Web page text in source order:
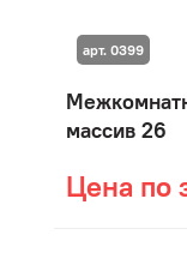
массив 26
Цена по
арт. 0399